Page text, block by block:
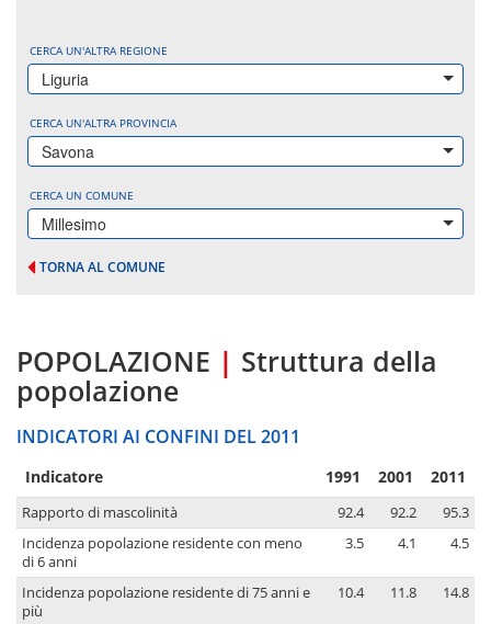
CERCA UN'ALTRA REGIONE
Liguria
CERCA UN'ALTRA PROVINCIA
Savona
CERCA UN COMUNE
Millesimo
TORNA AL COMUNE
POPOLAZIONE | Struttura della
popolazione
INDICATORI AI CONFINI DEL 2011
Indicatore 1991 2001 2011
Rapporto di mascolinità 92.4 92.2
95.3
Incidenza popolazione residente con meno
di 6 anni
3.5 4.1 4.5
Incidenza popolazione residente di 75 anni e
più
10.4 11.8 14.8